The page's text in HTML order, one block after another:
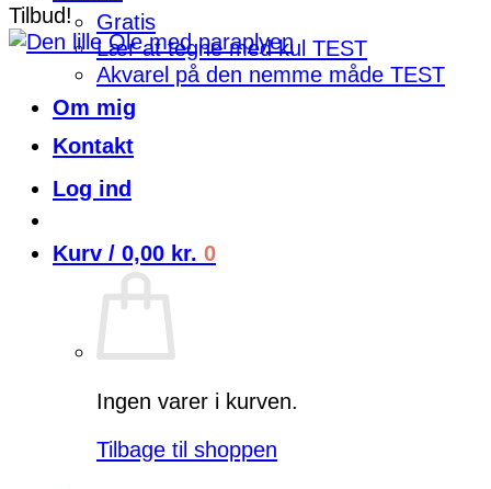
Gratis
Lær at tegne med kul TEST
Akvarel på den nemme måde TEST
Om mig
Kontakt
Log ind
Kurv / 0,00 kr. 0
Ingen varer i kurven.
Tilbage til shoppen
Tilbud!